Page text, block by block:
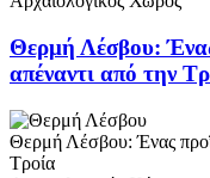
Θερμή Λέσβου:
απέναντι από την
Θερμή Λέσβου: Ένας
Τροία